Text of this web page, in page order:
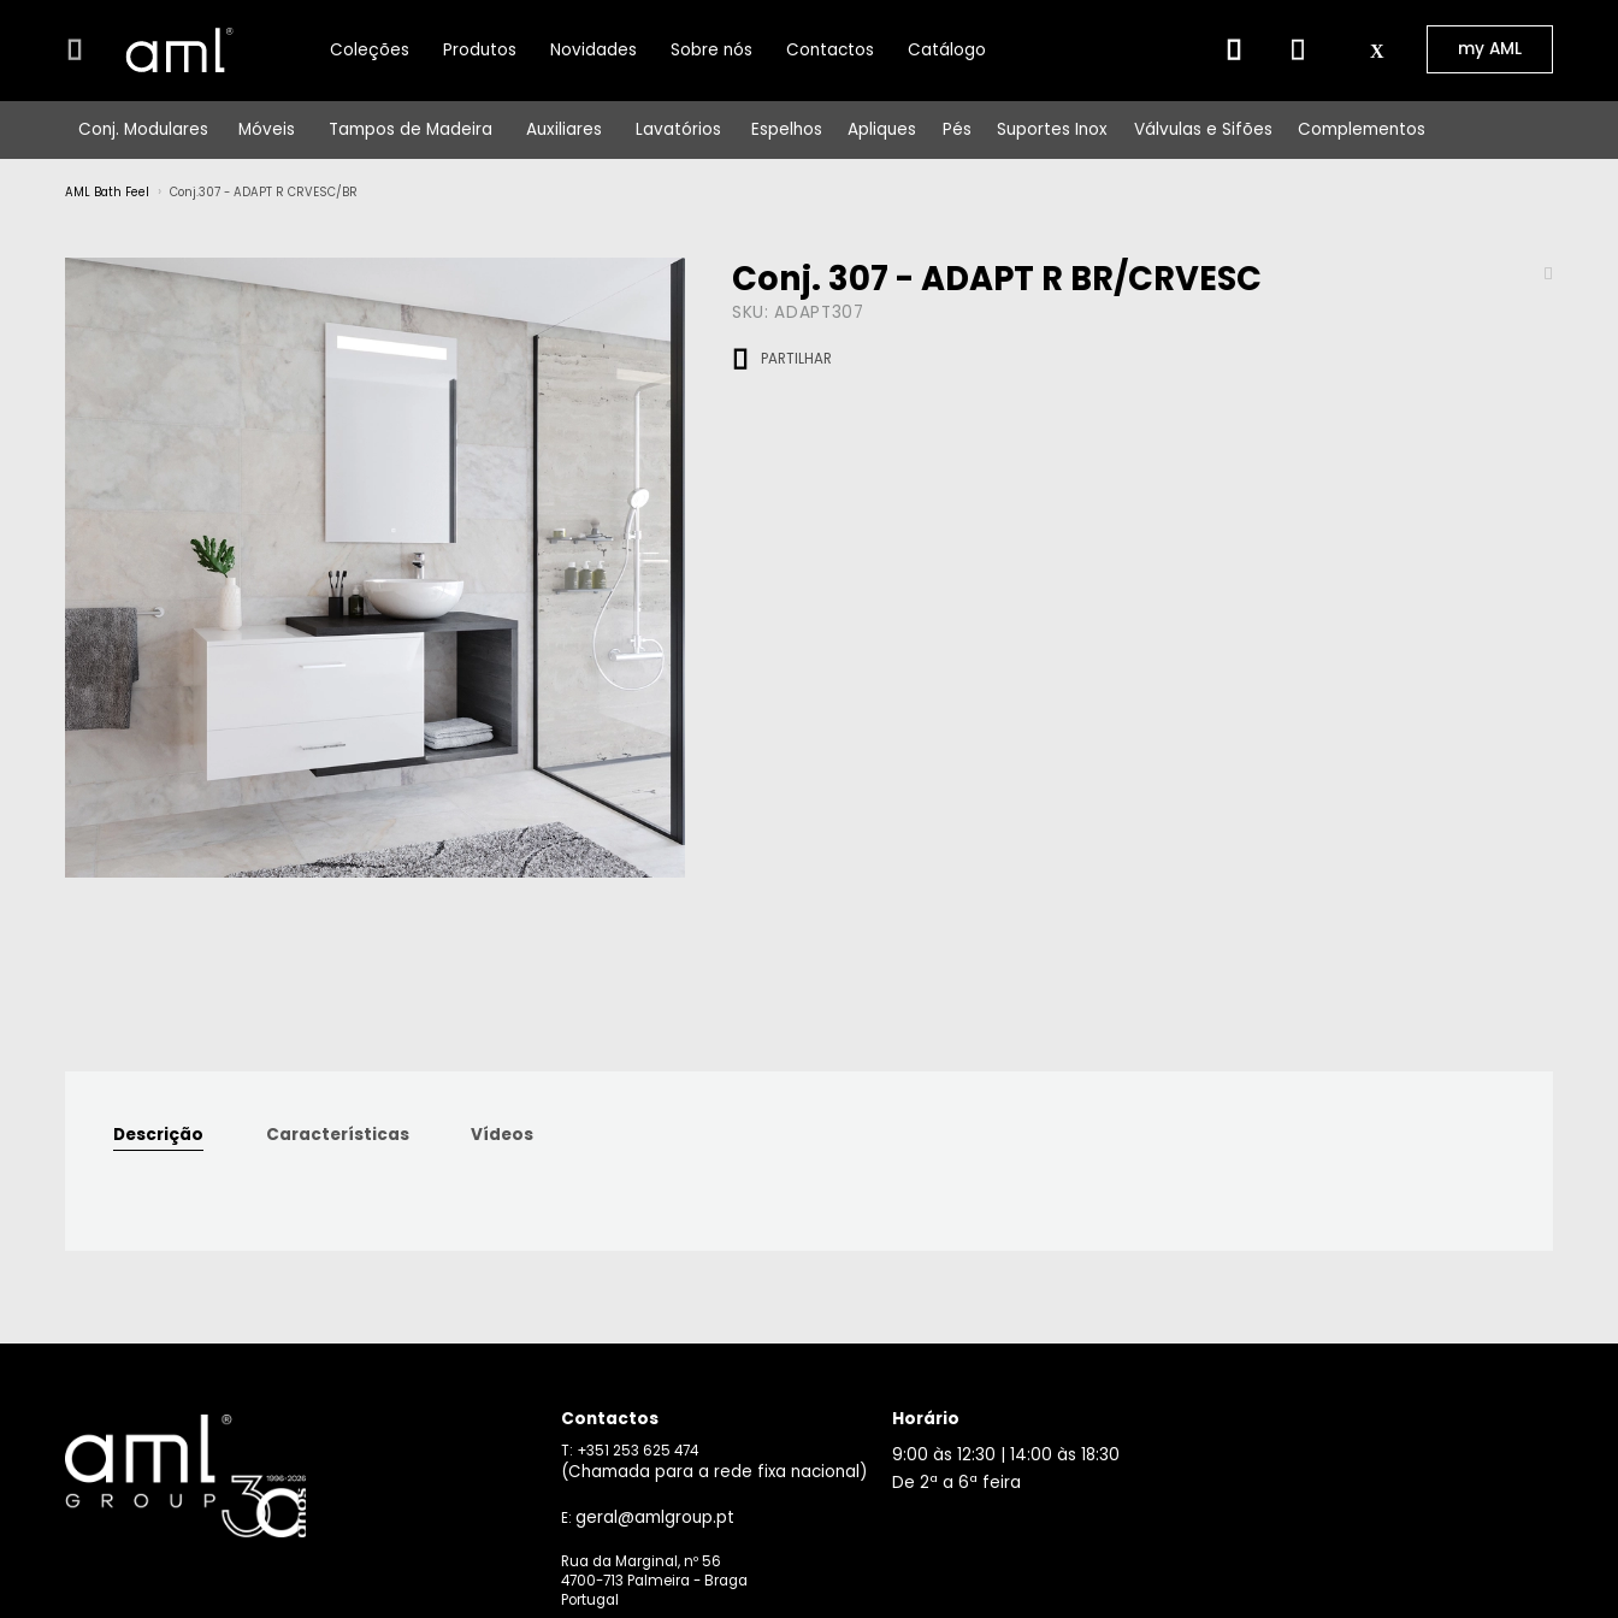
Coleções Produtos Novidades Sobre nós Contactos Catálogo my AML
Conj. Modulares Móveis Tampos de Madeira Auxiliares Lavatórios Espelhos Apliques Pés Suportes Inox Válvulas e Sifões Complementos
AML Bath Feel Conj.307 - ADAPT R CRVESC/BR
Conj. 307 - ADAPT R BR/CRVESC
SKU:ADAPT307
PARTILHAR
Descrição Características Vídeos
Contactos
T: +351 253 625 474
(Chamada para a rede fixa nacional)
E:geral@amlgroup.pt
Rua da Marginal, nº 56
4700-713 Palmeira - Braga
Portugal
Horário
9:00 às 12:30 | 14:00 às 18:30
De 2ª a 6ª feira